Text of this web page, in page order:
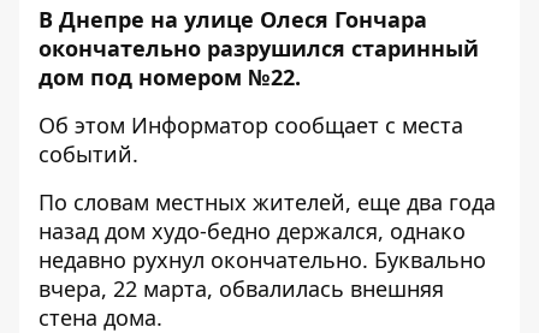
В Днепре на улице Олеся Гончара
окончательно разрушился старинный
дом под номером №22.
Об этом Информатор сообщает с места
событий.
По словам местных жителей, еще два года
назад дом худо-бедно держался, однако
недавно рухнул окончательно. Буквально
вчера, 22 марта, обвалилась внешняя
стена дома.